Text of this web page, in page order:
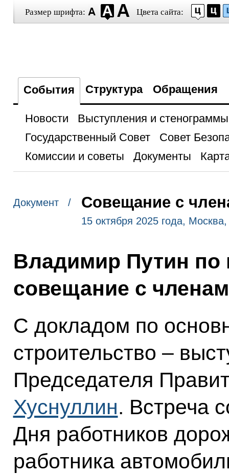
Размер шрифта: Цвета сайта:
События Структура Обращения
Новости
Выступления и стенограммы
Государственный Совет
Совет
Комиссии и советы
Документы
Документ / Совещание с
15 октября 2025 года,
Владимир Путин по
совещание с
С докладом по
строительство –
Председателя
Хуснуллин. Встреча
Дня работников
работника